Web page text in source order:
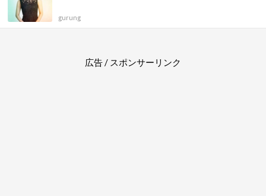
gurung
広告 / スポンサーリンク